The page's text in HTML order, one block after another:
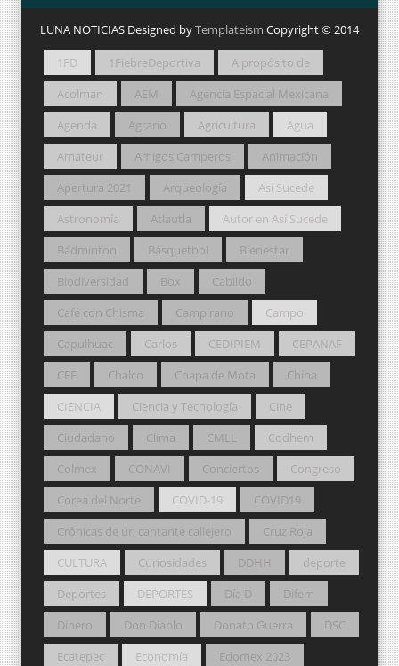
LUNA NOTICIAS Designed byTemplateism Copyright © 2014
1FD 1FiebreDeportiva
A propósito de
Acolman
AEM
Agencia Espacial Mexicana
Agenda
Agrario Agricultura
Agua
Amateur
Amigos Camperos
Animación
Apertura 2021
Arqueología
Así Sucede
Astronomía
Atlautla
Autor en Así Sucede
Bádminton
Básquetbol
Bienestar
Biodiversidad
Box
Cabildo
Café con Chisma
Campirano
Campo
Capulhuac
Carlos CEDIPIEM
CEPANAF
CFE
Chalco Chapa de Mota
China
CIENCIA
Ciencia y Tecnología
Cine
Ciudadano
Clima CMLL
Codhem
Colmex
CONAVI Conciertos
Congreso
Corea del Norte
COVID-19
COVID19
Crónicas de un cantante callejero
Cruz Roja
CULTURA
Curiosidades DDHH
deporte
Deportes
DEPORTES Día D
Difem
Dinero
Don Diablo Donato Guerra
DSC
Ecatepec
Economía
Edomex 2023